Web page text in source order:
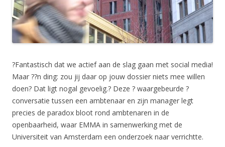
?Fantastisch dat we actief aan de slag gaan met social media!
Maar ??n ding: zou jij daar op jouw dossier niets mee willen
doen? Dat ligt nogal gevoelig.? Deze ? waargebeurde ?
conversatie tussen een ambtenaar en zijn manager legt
precies de paradox bloot rond ambtenaren in de
openbaarheid, waar EMMA in samenwerking met de
Universiteit van Amsterdam een onderzoek naar verrichtte.